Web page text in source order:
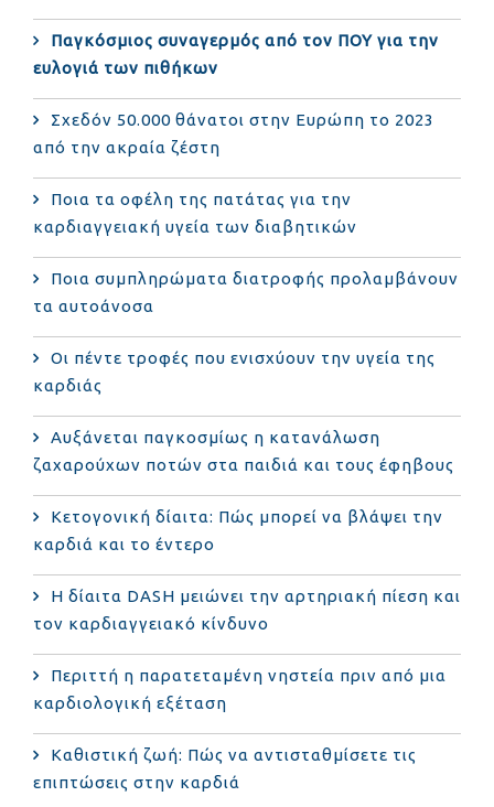
Παγκόσμιος συναγερμός από τον ΠΟΥ για την
ευλογιά των πιθήκων
Σχεδόν 50.000 θάνατοι στην Ευρώπη το 2023
από την ακραία ζέστη
Ποια τα οφέλη της πατάτας για την
καρδιαγγειακή υγεία των διαβητικών
Ποια συμπληρώματα διατροφής προλαμβάνουν
τα αυτοάνοσα
Οι πέντε τροφές που ενισχύουν την υγεία της
καρδιάς
Αυξάνεται παγκοσμίως η κατανάλωση
ζαχαρούχων ποτών στα παιδιά και τους έφηβους
Κετογονική δίαιτα: Πώς μπορεί να βλάψει την
καρδιά και το έντερο
Η δίαιτα DASH μειώνει την αρτηριακή πίεση και
τον καρδιαγγειακό κίνδυνο
Περιττή η παρατεταμένη νηστεία πριν από μια
καρδιολογική εξέταση
Καθιστική ζωή: Πώς να αντισταθμίσετε τις
επιπτώσεις στην καρδιά